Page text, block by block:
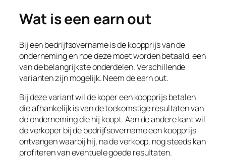
Wat is een earn out
Bij een bedrijfsovername is de koopprijs van de
onderneming en hoe deze moet worden betaald, een
van de belangrijkste onderdelen. Verschillende
varianten zijn mogelijk. Neem de earn out.
Bij deze variant wil de koper een koopprijs betalen
die afhankelijk is van de toekomstige resultaten van
de onderneming die hij koopt. Aan de andere kant wil
de verkoper bij de bedrijfsovername een koopprijs
ontvangen waarbij hij, na de verkoop, nog steeds kan
profiteren van eventuele goede resultaten.